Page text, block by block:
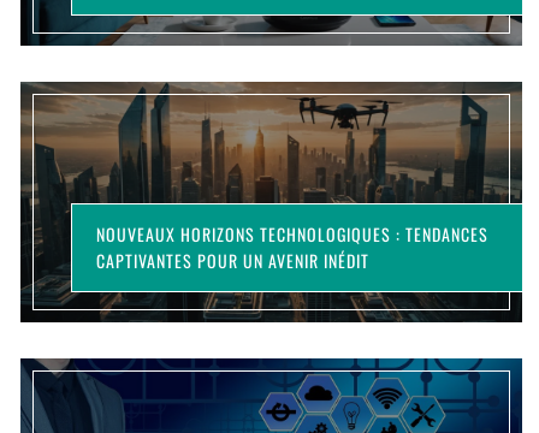
NOUVEAUX HORIZONS TECHNOLOGIQUES : TENDANCES
CAPTIVANTES POUR UN AVENIR INÉDIT